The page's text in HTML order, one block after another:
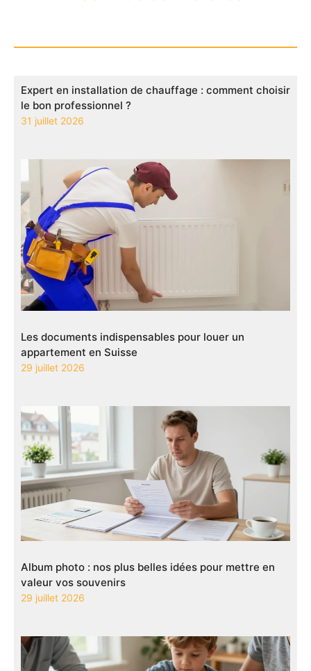
Expert en installation de chauffage : comment choisir
le bon professionnel ?
31 juillet 2026
Les documents indispensables pour louer un
appartement en Suisse
29 juillet 2026
Album photo : nos plus belles idées pour mettre en
valeur vos souvenirs
29 juillet 2026